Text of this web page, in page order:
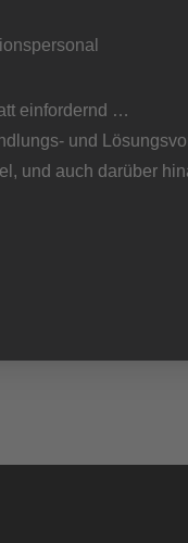
einfordernd …
und
und auch darüber